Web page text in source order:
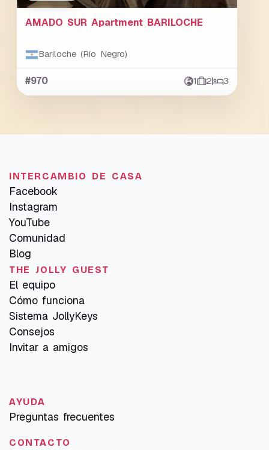
AMADO SUR Apartment BARILOCHE
Bariloche (Río Negro)
#970 1 2 3
INTERCAMBIO DE CASA
Facebook
Instagram
YouTube
Comunidad
Blog
THE JOLLY GUEST
El equipo
Cómo funciona
Sistema JollyKeys
Consejos
Invitar a amigos
AYUDA
Preguntas frecuentes
CONTACTO